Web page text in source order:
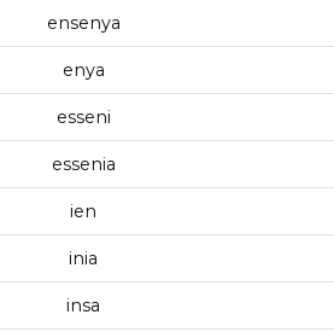
ensenya
enya
esseni
essenia
ien
inia
insa